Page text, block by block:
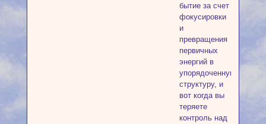
бытие за счет
фокусировки
и
превращения
первичных
энергий в
упорядоченную
структуру, и
вот когда вы
теряете
контроль над